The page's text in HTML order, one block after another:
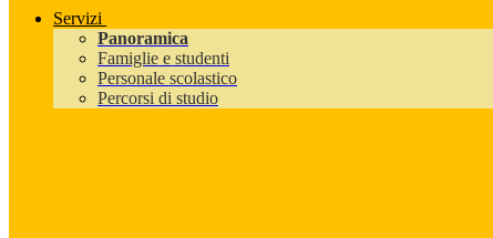
Servizi
Panoramica
Famiglie e studenti
Personale scolastico
Percorsi di studio